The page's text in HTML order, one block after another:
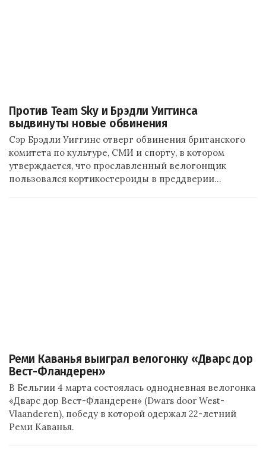
Против Team Sky и Брэдли Уиггинса
выдвинуты новые обвинения
Сэр Брэдли Уиггинс отверг обвинения британского
комитета по культуре, СМИ и спорту, в котором
утверждается, что прославленный велогонщик
пользовался кортикостероиды в преддверии…
Реми Каванья выиграл велогонку «Дварс дор
Вест-Фландерен»
В Бельгии 4 марта состоялась однодневная велогонка
«Дварс дор Вест-Фландерен» (Dwars door West-
Vlaanderen), победу в которой одержал 22-летний
Реми Каванья.